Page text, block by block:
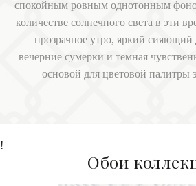
спокойным ровным однотонным
количестве солнечного света в эти
прозрачное утро, яркий сияющий
вечерние сумерки и темная
основой для цветовой палитры
!
Обои